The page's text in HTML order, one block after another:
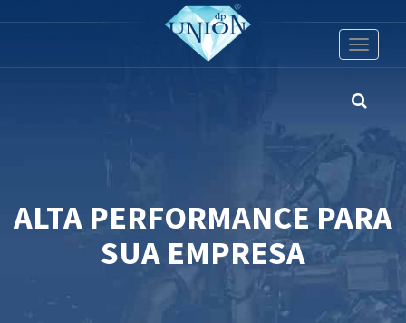
Toggle
ALTA PERFORMANCE PARA
SUA EMPRESA